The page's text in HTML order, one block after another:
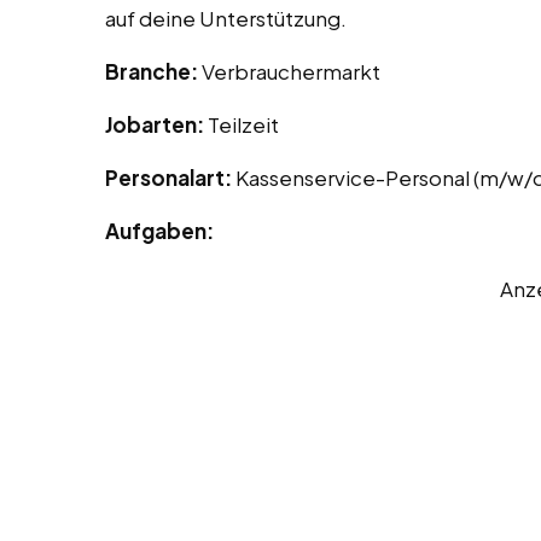
auf deine Unterstützung.
Branche:Verbrauchermarkt
Jobarten: Teilzeit
Personalart: Kassenservice-Personal (m/w/
Aufgaben: